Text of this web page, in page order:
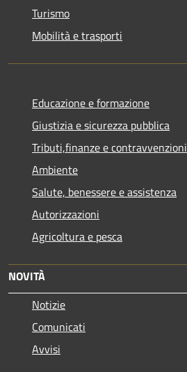
Turismo
Mobilità e trasporti
Educazione e formazione
Giustizia e sicurezza pubblica
Tributi,finanze e contravvenzioni
Ambiente
Salute, benessere e assistenza
Autorizzazioni
Agricoltura e pesca
NOVITÀ
Notizie
Comunicati
Avvisi